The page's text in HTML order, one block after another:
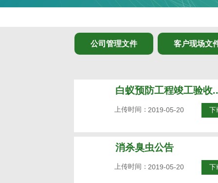
公司管理文件 客户现场文
白蚁预防工程竣工验收
2019-05-20
上传时间： 下
消杀臭虫公告
2019-05-20
上传时间： 下